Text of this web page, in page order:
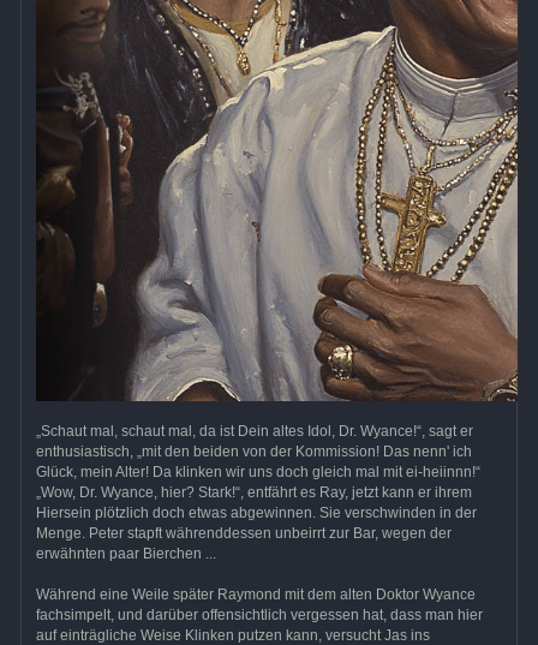
„Schaut mal, schaut mal, da ist Dein altes Idol, Dr. Wyance!“, sagt er
enthusiastisch, „mit den beiden von der Kommission! Das nenn' ich
Glück, mein Alter! Da klinken wir uns doch gleich mal mit ei-heiinnn!“
„Wow, Dr. Wyance, hier? Stark!“, entfährt es Ray, jetzt kann er ihrem
Hiersein plötzlich doch etwas abgewinnen. Sie verschwinden in der
Menge. Peter stapft währenddessen unbeirrt zur Bar, wegen der
erwähnten paar Bierchen ...
Während eine Weile später Raymond mit dem alten Doktor Wyance
fachsimpelt, und darüber offensichtlich vergessen hat, dass man hier
auf einträgliche Weise Klinken putzen kann, versucht Jas ins